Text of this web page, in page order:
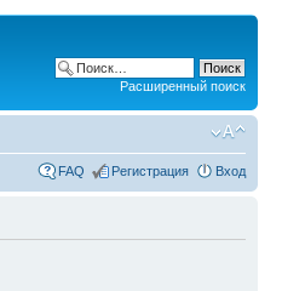
Расширенный поиск
FAQ Регистрация Вход